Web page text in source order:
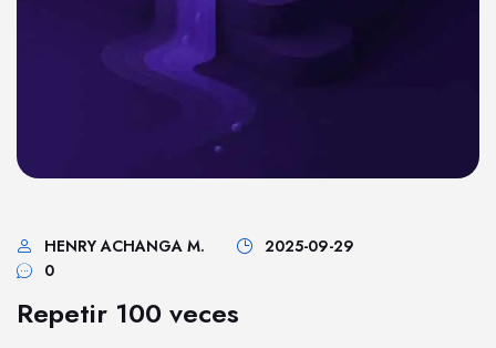
HENRY ACHANGA M.
2025-09-29
0
Repetir 100 veces